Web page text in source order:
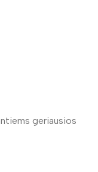
geriausios